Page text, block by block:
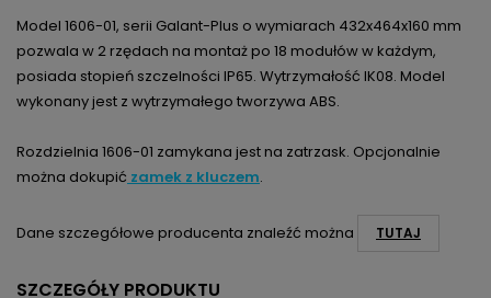
Model 1606-01, serii Galant-Plus o wymiarach 432x464x160 mm
pozwala w 2 rzędach na montaż po 18 modułów w każdym,
posiada stopień szczelności IP65. Wytrzymałość IK08. Model
wykonany jest z wytrzymałego tworzywa ABS.
Rozdzielnia 1606-01 zamykana jest na zatrzask. Opcjonalnie
można dokupić zamek z kluczem.
Dane szczegółowe producenta znaleźć można TUTAJ
SZCZEGÓŁY PRODUKTU